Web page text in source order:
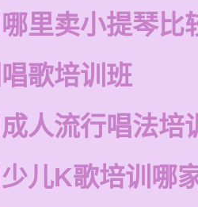
里卖小提琴比
歌培训班
人流行唱法培
儿K歌培训哪